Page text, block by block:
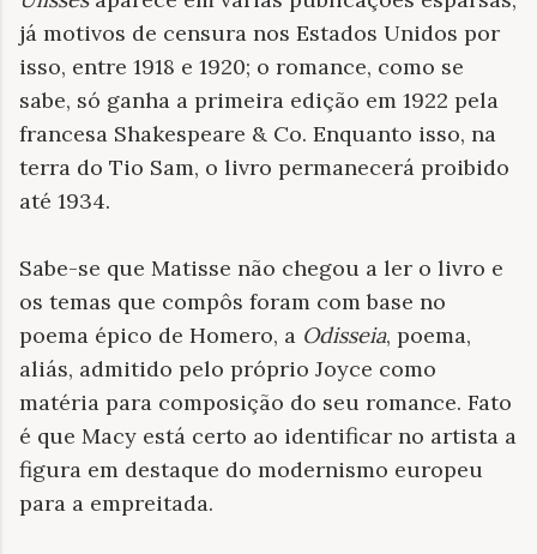
já motivos de censura nos Estados Unidos por
isso, entre 1918 e 1920; o romance, como se
sabe, só ganha a primeira edição em 1922 pela
francesa Shakespeare & Co. Enquanto isso, na
terra do Tio Sam, o livro permanecerá proibido
até 1934.
Sabe-se que Matisse não chegou a ler o livro e
os temas que compôs foram com base no
poema épico de Homero, a Odisseia, poema,
aliás, admitido pelo próprio Joyce como
matéria para composição do seu romance. Fato
é que Macy está certo ao identificar no artista a
figura em destaque do modernismo europeu
para a empreitada.